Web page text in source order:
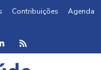
Contribuições
Agenda